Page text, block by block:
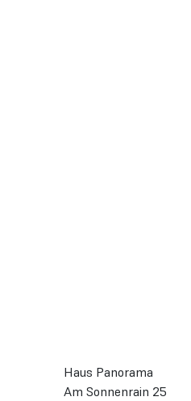
Haus Panorama
Am Sonnenrain 25